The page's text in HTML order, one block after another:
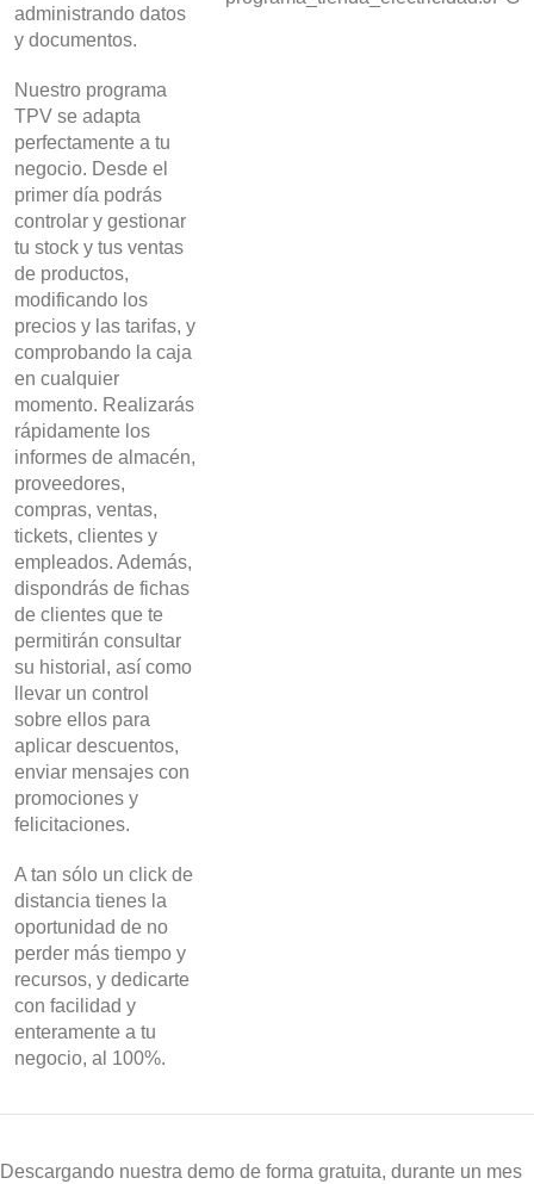
administrando datos
y documentos.
Nuestro programa
TPV se adapta
perfectamente a tu
negocio. Desde el
primer día podrás
controlar y gestionar
tu stock y tus ventas
de productos,
modificando los
precios y las tarifas, y
comprobando la caja
en cualquier
momento. Realizarás
rápidamente los
informes de almacén,
proveedores,
compras, ventas,
tickets, clientes y
empleados. Además,
dispondrás de fichas
de clientes que te
permitirán consultar
su historial, así como
llevar un control
sobre ellos para
aplicar descuentos,
enviar mensajes con
promociones y
felicitaciones.
A tan sólo un click de
distancia tienes la
oportunidad de no
perder más tiempo y
recursos, y dedicarte
con facilidad y
enteramente a tu
negocio, al 100%.
Descargando nuestra demo de forma gratuita, durante un mes